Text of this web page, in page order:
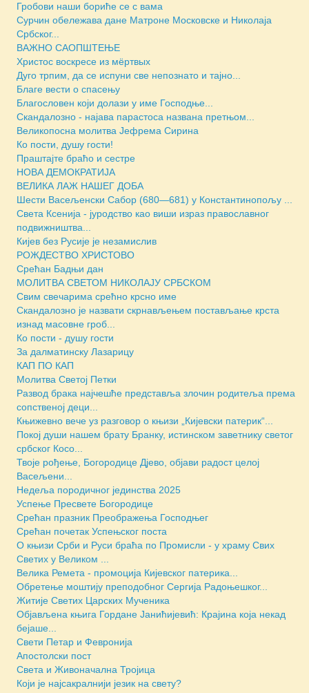
Гробови наши бориће се с вама
Сурчин обележава дане Матроне Московске и Николаја
Србског...
ВАЖНО САОПШТЕЊЕ
Христос воскресе из мёртвых
Дуго трпим, да се испуни све непознато и тајно...
Благе вести о спасењу
Благословен који долази у име Господње...
Скандалозно - најава парастоса названа претњом...
Великопосна молитва Јефрема Сирина
Ко пости, душу гости!
Праштајте браћо и сестре
НОВА ДЕМОКРАТИЈА
ВЕЛИКА ЛАЖ НАШЕГ ДОБА
Шести Васељенски Сабор (680—681) у Константинопољу ...
Света Ксенија - јуродство као виши израз православног
подвижништва...
Кијев без Русије је незамислив
РОЖДЕСТВО ХРИСТОВО
Срећан Бадњи дан
МОЛИТВА СВЕТОМ НИКОЛАЈУ СРБСКОМ
Свим свечарима срећно крсно име
Скандалозно је назвати скрнављењем постављање крста
изнад масовне гроб...
Ко пости - душу гости
За далматинску Лазарицу
КАП ПО КАП
Молитва Светој Петки
Развод брака најчешће представља злочин родитеља према
сопственој деци...
Књижевно вече уз разговор о књизи „Кијевски патерик“...
Покој души нашем брату Бранку, истинском заветнику светог
србског Косо...
Твоје рођење, Богородице Дјево, објави радост целој
Васељени...
Недеља породичног јединства 2025
Успење Пресвете Богородице
Срећан празник Преображења Господњег
Срећан почетак Успењског поста
О књизи Срби и Руси браћа по Промисли - у храму Свих
Светих у Великом ...
Велика Ремета - промоција Кијевског патерика...
Обретење моштију преподобног Сергија Радоњешког...
Житије Светих Царских Мученика
Објављена књига Гордане Јанићијевић: Крајина која некад
бејаше...
Свети Петар и Февронија
Апостолски пост
Света и Живоначална Тројица
Који је најсакралнији језик на свету?